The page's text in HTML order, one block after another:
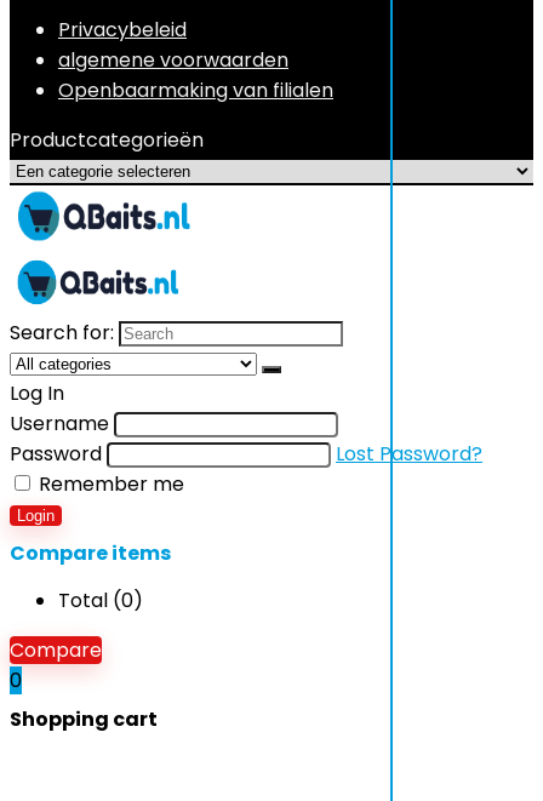
Privacybeleid
algemene voorwaarden
Openbaarmaking van filialen
Productcategorieën
Search for:
Log In
Username
Password
Lost Password?
Remember me
Login
Compare items
Total (0)
Compare
0
Shopping cart